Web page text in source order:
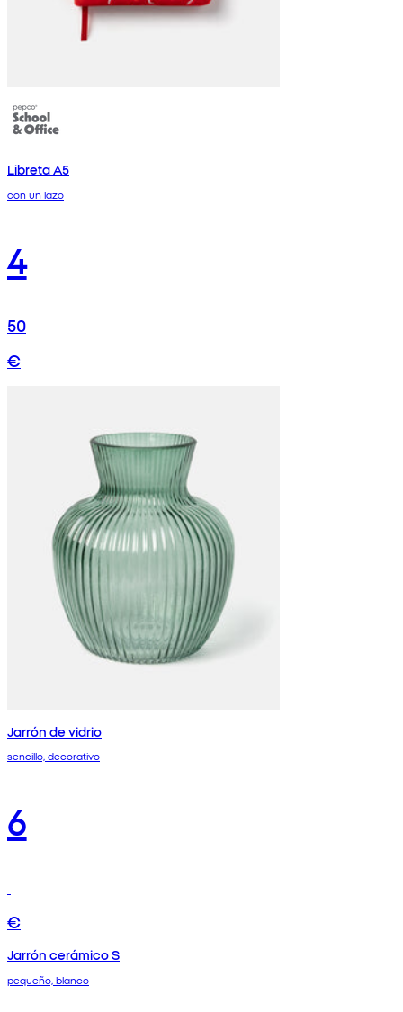
Libreta A5
con un lazo
4
50
€
Jarrón de vidrio
sencillo, decorativo
6
€
Jarrón cerámico S
pequeño, blanco